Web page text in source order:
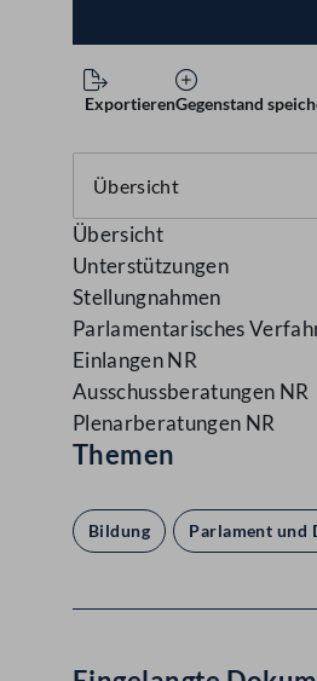
ExportierenGegenstand
Übersicht
Unterstützungen
Stellungnahmen
Parlamentarisches
Einlangen NR
Ausschussberatungen NR
Plenarberatungen NR
Themen
Bildung Parlament und